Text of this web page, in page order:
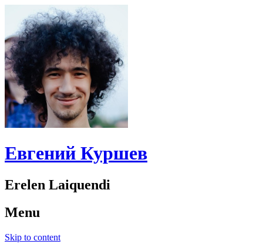
Евгений Куршев
Erelen Laiquendi
Menu
Skip to content